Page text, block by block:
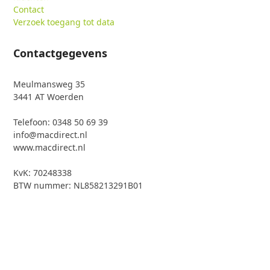
Contact
Verzoek toegang tot data
Contactgegevens
Meulmansweg 35
3441 AT Woerden
Telefoon: 0348 50 69 39
info@macdirect.nl
www.macdirect.nl
KvK: 70248338
BTW nummer: NL858213291B01